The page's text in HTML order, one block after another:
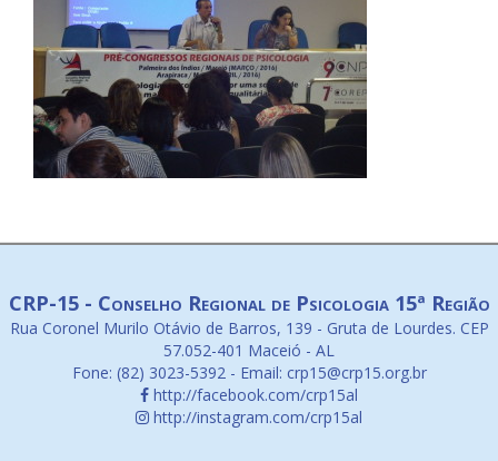
CRP-15 - Conselho Regional de Psicologia 15ª Região
Rua Coronel Murilo Otávio de Barros, 139 - Gruta de Lourdes. CEP
57.052-401 Maceió - AL
Fone: (82) 3023-5392 - Email: crp15@crp15.org.br
http://facebook.com/crp15al
http://instagram.com/crp15al